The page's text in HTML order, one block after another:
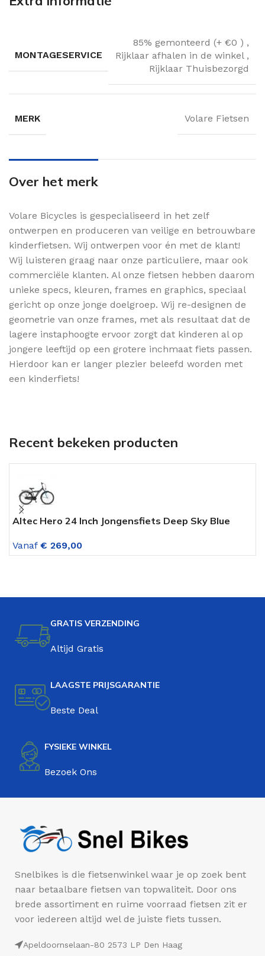
MONTAGESERVICE
85% gemonteerd (+ €0 ) ,
Rijklaar afhalen in de winkel ,
Rijklaar Thuisbezorgd
MERK Volare Fietsen
Over het merk
Volare Bicycles is gespecialiseerd in het zelf
ontwerpen en produceren van veilige en betrouwbare
kinderfietsen. Wij ontwerpen voor én met de klant!
Wij luisteren graag naar onze particuliere, maar ook
commerciële klanten. Al onze fietsen hebben daarom
unieke specs, kleuren, frames en graphics, speciaal
gericht op onze jonge doelgroep. Wij re-designen de
geometrie van onze frames, met als resultaat dat de
lagere instaphoogte ervoor zorgt dat kinderen al op
jongere leeftijd op een grotere inchmaat fiets passen.
Hierdoor kan er langer plezier beleefd worden met
een kinderfiets!
Recent bekeken producten
Altec Hero 24 Inch Jongensfiets Deep Sky Blue
Vanaf € 269,00
GRATIS VERZENDING
Altijd Gratis
LAAGSTE PRIJSGARANTIE
Beste Deal
FYSIEKE WINKEL
Bezoek Ons
Snelbikes is die fietsenwinkel waar je op zoek bent
naar betaalbare fietsen van topwaliteit. Door ons
brede assortiment en ruime voorraad fietsen zit er
voor iedereen altijd wel de juiste fiets tussen.
Apeldoornselaan-80 2573 LP Den Haag